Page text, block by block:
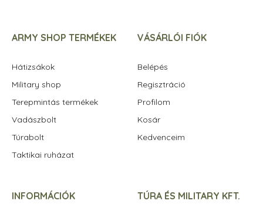
ARMY SHOP TERMÉKEK
Hátizsákok
Military shop
Terepmintás termékek
Vadászbolt
Túrabolt
Taktikai ruházat
VÁSÁRLÓI FIÓK
Belépés
Regisztráció
Profilom
Kosár
Kedvenceim
INFORMÁCIÓK TÚRA ÉS MILITARY KFT.